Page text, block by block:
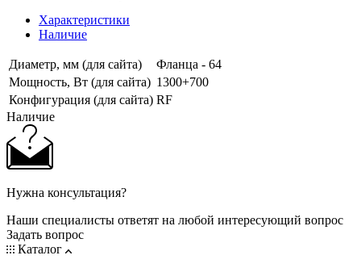
Характеристики
Наличие
Диаметр, мм (для сайта)
Фланца - 64
Мощность, Вт (для сайта) 1300+700
Конфигурация (для сайта) RF
Наличие
Нужна консультация?
Наши специалисты ответят на любой интересующий вопрос
Задать вопрос
Каталог